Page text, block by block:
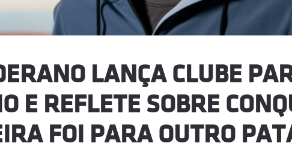
LANÇA CLUBE
E REFLETE SOBRE
FOI PARA OUTRO